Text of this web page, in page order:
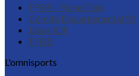
FFBB - Fiche Club
Comité Départemental 91
Ligue IDF
FFBB
L'omnisports